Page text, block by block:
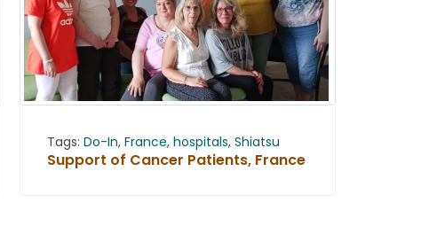
Tags: Do-In, France, hospitals, Shiatsu
Support of Cancer Patients, France